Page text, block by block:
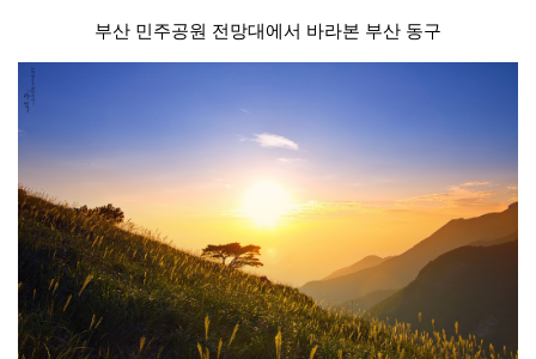
부산 민주공원 전망대에서 바라본 부산 동구